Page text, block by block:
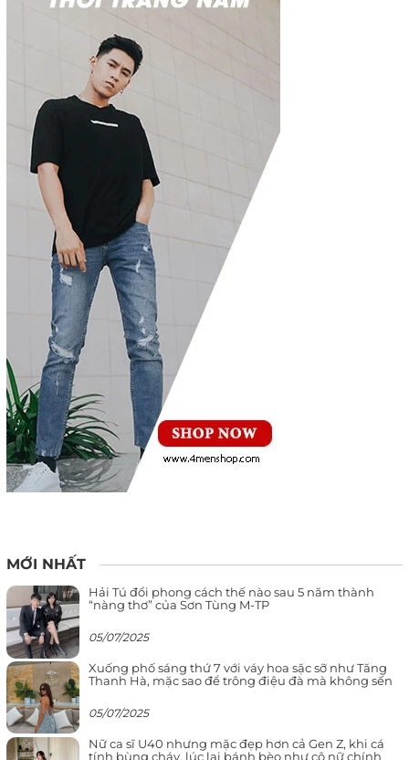
MỚI NHẤT
Hải Tú đổi phong cách thế nào sau 5 năm thành
“nàng thơ” của Sơn Tùng M-TP
05/07/2025
Xuống phố sáng thứ 7 với váy hoa sặc sỡ như Tăng
Thanh Hà, mặc sao để trông điệu đà mà không sến
05/07/2025
Nữ ca sĩ U40 nhưng mặc đẹp hơn cả Gen Z, khi cá
tính bùng cháy, lúc lại bánh bèo như cô nữ chính